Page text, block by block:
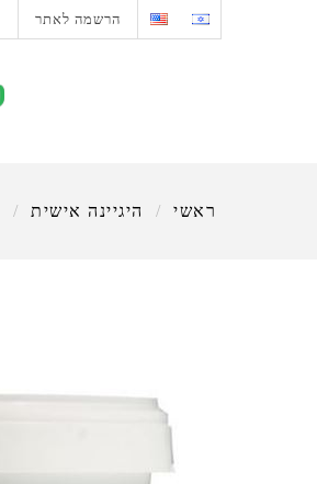
הרשמה לאתר
ראשי / היגיינה אישית /